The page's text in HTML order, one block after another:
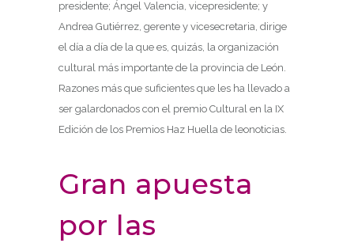
presidente; Ángel Valencia, vicepresidente; y
Andrea Gutiérrez, gerente y vicesecretaria, dirige
el día a día de la que es, quizás, la organización
cultural más importante de la provincia de León.
Razones más que suficientes que les ha llevado a
ser galardonados con el premio Cultural en la IX
Edición de los Premios Haz Huella de leonoticias.
Gran apuesta
por las